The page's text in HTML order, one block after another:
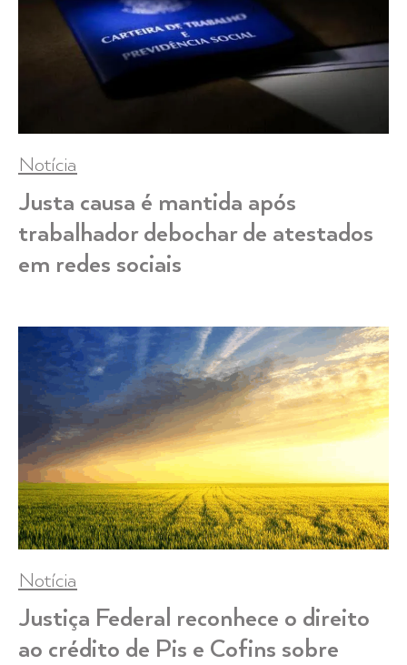
Notícia
Justa causa é mantida após
trabalhador debochar de atestados
em redes sociais
Notícia
Justiça Federal reconhece o direito
ao crédito de Pis e Cofins sobre